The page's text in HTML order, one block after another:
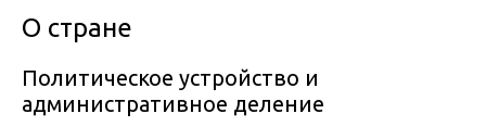
О стране
Политическое устройство и
административное деление